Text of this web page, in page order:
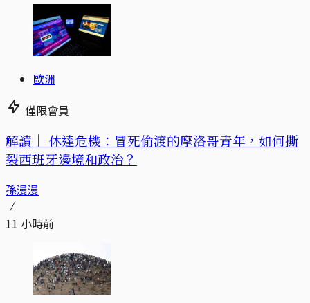
歐洲
僅限會員
解讀｜ 休達危機：冒死偷渡的摩洛哥青年，如何撕
裂西班牙邊境和政治？
孫漫漫
11 小時前